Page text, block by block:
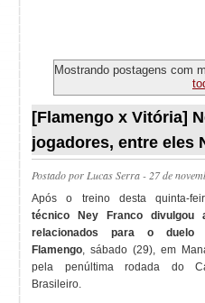
Mostrando postagens com
[Flamengo x Vitória]
jogadores, entre eles
Postado por Lucas Serra- 27 de
Após o treino desta quinta-
técnico Ney Franco divulgou
relacionados para o duelo
Flamengo, sábado (29), em
pela penúltima rodada do
Brasileiro.